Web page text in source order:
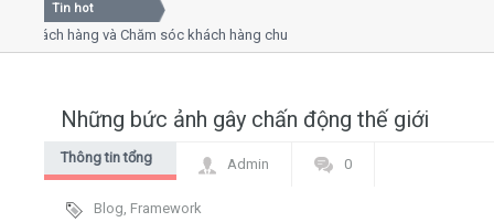
Close
Home
Giới thiệu
Tin hot
hàng và Chăm sóc khách hàng chuyên nghiệp
Những bức ảnh gây chấn động thế giới
Thông tin tổng
Admin 0
Blog, Framework